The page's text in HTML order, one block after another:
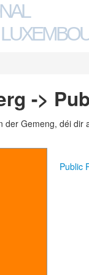
->
Gemeng, déi
Public